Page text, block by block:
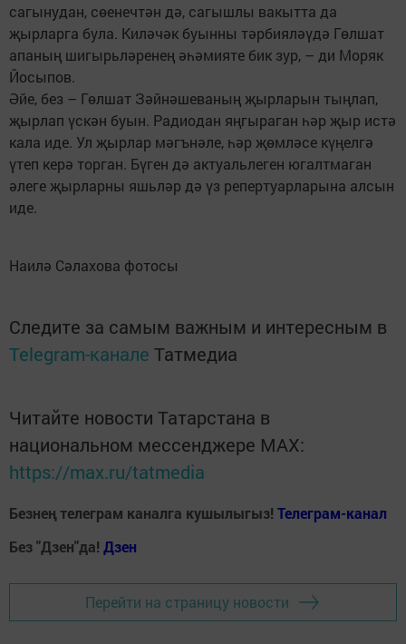
сагынудан, сөенечтән дә, сагышлы вакытта да
җырларга була. Киләчәк буынны тәрбияләүдә Гөлшат
апаның шигырьләренең әһәмияте бик зур, – ди Моряк
Йосыпов.
Әйе, без – Гөлшат Зәйнәшеваның җырларын тыңлап,
җырлап үскән буын. Радиодан яңгыраган һәр җыр истә
кала иде. Ул җырлар мәгънәле, һәр җөмләсе күңелгә
үтеп керә торган. Бүген дә актуальлеген югалтмаган
әлеге җырларны яшьләр дә үз репертуарларына алсын
иде.
Наилә Сәлахова фотосы
Следите за самым важным и интересным в
Telegram-канале Татмедиа
Читайте новости Татарстана в
национальном мессенджере MАХ:
https://max.ru/tatmedia
Безнең телеграм каналга кушылыгыз! Телеграм-канал
Без "Дзен"да! Дзен
Перейти на страницу новости